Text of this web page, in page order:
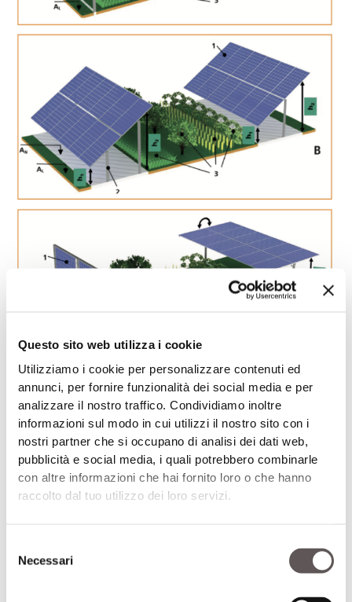
Questo sito web utilizza i cookie
Utilizziamo i cookie per personalizzare contenuti ed
annunci, per fornire funzionalità dei social media e per
analizzare il nostro traffico. Condividiamo inoltre
informazioni sul modo in cui utilizzi il nostro sito con i
nostri partner che si occupano di analisi dei dati web,
pubblicità e social media, i quali potrebbero combinarle
con altre informazioni che hai fornito loro o che hanno
raccolto dal tuo utilizzo dei loro servizi.
delNecessari
Tre tipologie di impianto agrivoltaico a confronto: soluzioni
diverse per rispondere ad esigenze produttive altrettanto
diversificate
Aree marginali
“A conti fatti le zone marginali con presenza
l’allevamento ovino, d’altronde, può offrire